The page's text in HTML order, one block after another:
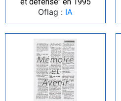
et défense" en 1995
Oflag : IA